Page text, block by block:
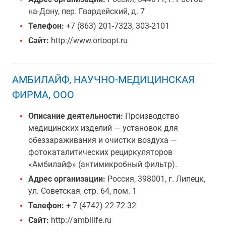
на-Дону, пер. Гвардейский, д. 7
Телефон: +7 (863) 201-7323, 303-2101
Сайт: http://www.ortoopt.ru
АМБИЛАЙФ, НАУЧНО-МЕДИЦИНСКАЯ
ФИРМА, ООО
Описание деятельности: Производство
медицинских изделий — установок для
обеззараживания и очистки воздуха —
фотокаталитических рециркуляторов
«Амбилайф» (антимикробный фильтр).
Адрес организации: Россия, 398001, г. Липецк,
ул. Советская, стр. 64, пом. 1
Телефон: + 7 (4742) 22-72-32
Сайт: http://ambilife.ru